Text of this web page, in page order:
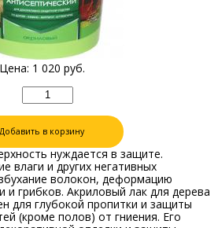
Цена: 1 020 руб.
Добавить в корзину
нуждается в защите.
влаги и других негативных
волокон, деформацию
и грибков. Акриловый лак для дерева
для глубокой пропитки и защиты
(кроме полов) от гниения. Его